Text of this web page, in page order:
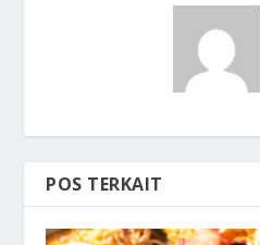
POS TERKAIT